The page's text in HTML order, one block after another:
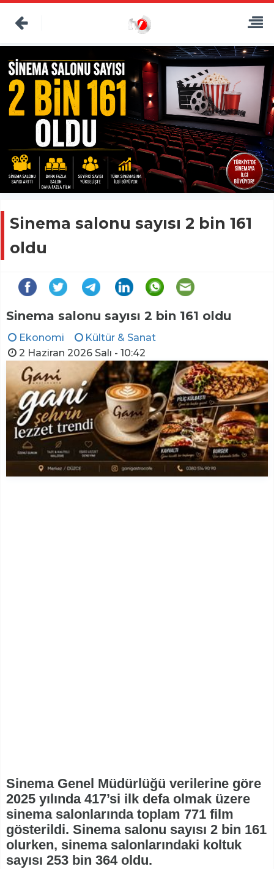
Sinema salonu sayısı 2 bin 161
oldu
Sinema salonu sayısı 2 bin 161 oldu
Ekonomi
Kültür & Sanat
2 Haziran 2026 Salı - 10:42
Sinema Genel Müdürlüğü verilerine göre
2025 yılında 417’si ilk defa olmak üzere
sinema salonlarında toplam 771 film
gösterildi. Sinema salonu sayısı 2 bin 161
olurken, sinema salonlarındaki koltuk
sayısı 253 bin 364 oldu.